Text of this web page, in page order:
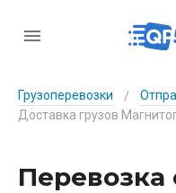
Грузоперевозки /